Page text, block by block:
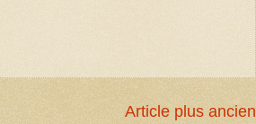
Article plus ancien